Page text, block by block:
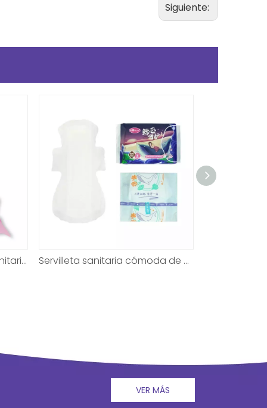
Siguiente:
Uso diurno de servilletas sanitarias certificadas personalizadas OEM ODM Servilleta sanitaria cómoda de calidad impresionante para mujeres
VER MÁS